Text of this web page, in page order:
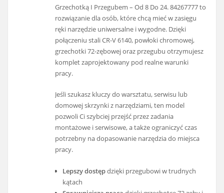
Grzechotką I Przegubem – Od 8 Do 24. 84267777 to
rozwiązanie dla osób, które chcą mieć w zasięgu
ręki narzędzie uniwersalne i wygodne. Dzięki
połączeniu stali CR-V 6140, powłoki chromowej,
grzechotki 72-zębowej oraz przegubu otrzymujesz
komplet zaprojektowany pod realne warunki
pracy.
Jeśli szukasz kluczy do warsztatu, serwisu lub
domowej skrzynki z narzędziami, ten model
pozwoli Ci szybciej przejść przez zadania
montażowe i serwisowe, a także ograniczyć czas
potrzebny na dopasowanie narzędzia do miejsca
pracy.
Lepszy dostępdzięki przegubowi w trudnych
kątach